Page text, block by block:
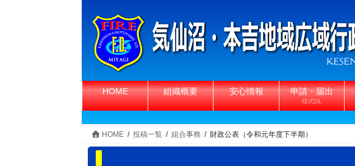
へ
ス
キ
ッ
ョ
ン
に
移
HOME 組織概要 安心情報 申請・届出
様式DL
HOME 投稿一覧 組合事務 財政公表（令和元年度下半期）